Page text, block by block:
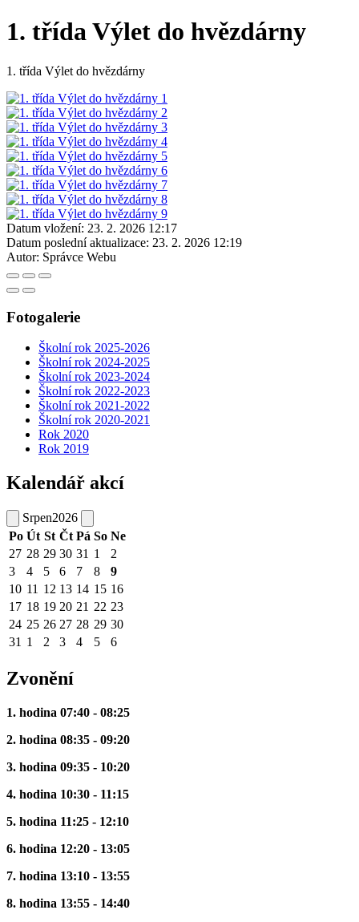
1. třída Výlet do hvězdárny
1. třída Výlet do hvězdárny
Datum vložení: 23. 2. 2026 12:17
Datum poslední aktualizace: 23. 2. 2026 12:19
Autor: Správce Webu
Fotogalerie
Školní rok 2025-2026
Školní rok 2024-2025
Školní rok 2023-2024
Školní rok 2022-2023
Školní rok 2021-2022
Školní rok 2020-2021
Rok 2020
Rok 2019
Kalendář akcí
Srpen2026
Po Út St Čt Pá So Ne
27 28 29 30 31 1
2
3
4 5 6 7 8
9
10 11 12 13 14 15 16
17 18 19 20 21 22 23
24 25 26 27 28 29 30
31 1 2 3 4 5 6
Zvonění
1. hodina 07:40 - 08:25
2. hodina 08:35 - 09:20
3. hodina 09:35 - 10:20
4. hodina 10:30 - 11:15
5. hodina 11:25 - 12:10
6. hodina 12:20 - 13:05
7. hodina 13:10 - 13:55
8. hodina 13:55 - 14:40